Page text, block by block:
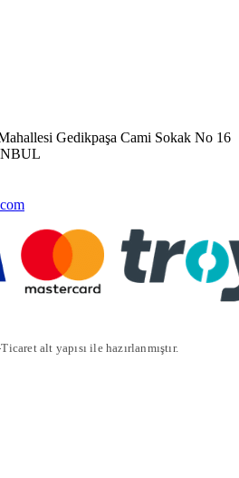
Gedikpaşa Cami Sokak No 16
alt yapısı ile hazırlanmıştır.